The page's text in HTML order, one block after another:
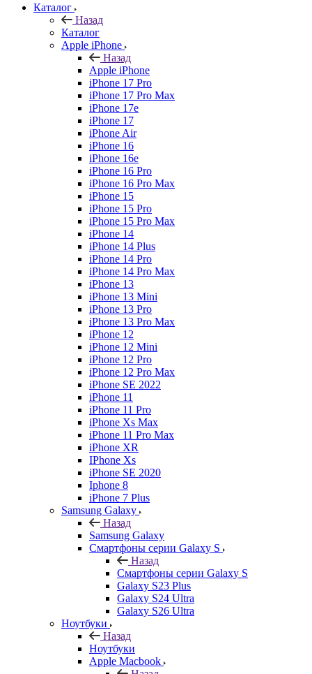
Каталог
Назад
Каталог
Apple iPhone
Назад
Apple iPhone
iPhone 17 Pro
iPhone 17 Pro Max
iPhone 17e
iPhone 17
iPhone Air
iPhone 16
iPhone 16e
iPhone 16 Pro
iPhone 16 Pro Max
iPhone 15
iPhone 15 Pro
iPhone 15 Pro Max
iPhone 14
iPhone 14 Plus
iPhone 14 Pro
iPhone 14 Pro Max
iPhone 13
iPhone 13 Mini
iPhone 13 Pro
iPhone 13 Pro Max
iPhone 12
iPhone 12 Mini
iPhone 12 Pro
iPhone 12 Pro Max
iPhone SE 2022
iPhone 11
iPhone 11 Pro
iPhone Xs Max
iPhone 11 Pro Max
iPhone XR
IPhone Xs
iPhone SE 2020
Iphone 8
iPhone 7 Plus
Samsung Galaxy
Назад
Samsung Galaxy
Смартфоны серии Galaxy S
Назад
Смартфоны серии Galaxy S
Galaxy S23 Plus
Galaxy S24 Ultra
Galaxy S26 Ultra
Ноутбуки
Назад
Ноутбуки
Apple Macbook